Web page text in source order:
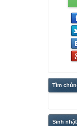
Tìm
Sinh